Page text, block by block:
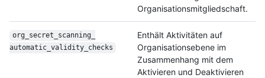
Organisationsmitgliedschaft.
org_secret_scanning_
automatic_validity_ checks
Enthält Aktivitäten auf
Organisationsebene im
Zusammenhang mit dem
Aktivieren und Deaktivieren